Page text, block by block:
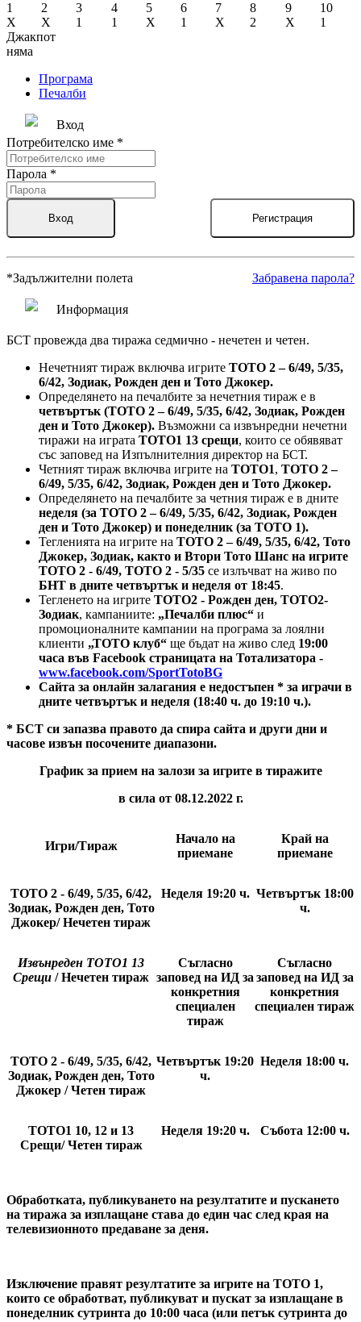
1
X
2
X
3
1
4
1
5
X
6
1
7
X
8
2
9
X
10
1
Джакпот
няма
Програма
Печалби
Вход
Потребителско име *
Парола *
Вход Регистрация
*Задължителни полета Забравена парола?
Информация
БСТ провежда два тиража седмично - нечетен и четен.
Нечетният тираж включва игрите ТОТО 2 – 6/49, 5/35,
6/42, Зодиак, Рожден ден и Тото Джокер.
Определянето на печалбите за нечетния тираж е в
четвъртък (ТОТО 2 – 6/49, 5/35, 6/42, Зодиак, Рожден
ден и Тото Джокер). Възможни са извънредни нечетни
тиражи на играта ТОТО1 13 срещи, които се обявяват
със заповед на Изпълнителния директор на БСТ.
Четният тираж включва игрите на ТОТО1, ТОТО 2 –
6/49, 5/35, 6/42, Зодиак, Рожден ден и Тото Джокер.
Определянето на печалбите за четния тираж е в дните
неделя (за ТОТО 2 – 6/49, 5/35, 6/42, Зодиак, Рожден
ден и Тото Джокер) и понеделник (за ТОТО 1).
Тегленията на игрите на ТОТО 2 – 6/49, 5/35, 6/42, Тото
Джокер, Зодиак, както и Втори Тото Шанс на игрите
ТОТО 2 - 6/49, ТОТО 2 - 5/35 се излъчват на живо по
БНТ в дните четвъртък и неделя от 18:45.
Тегленето на игрите ТОТО2 - Рожден ден, ТОТО2-
Зодиак, кампаниите: „Печалби плюс“ и
промоционалните кампании на програма за лоялни
клиенти „ТОТО клуб“ ще бъдат на живо след 19:00
часа във Facebook страницата на Тотализатора -
www.facebook.com/SportTotoBG
Сайта за онлайн залагания е недостъпен * за играчи в
дните четвъртък и неделя (18:40 ч. до 19:10 ч.).
* БСТ си запазва правото да спира сайта и други дни и
часове извън посочените диапазони.
График за прием на залози за игрите в тиражите
в сила от 08.12.2022 г.
Игри/Тираж
Начало на
приемане
Край на
приемане
ТОТО 2 - 6/49, 5/35, 6/42,
Зодиак, Рожден ден, Тото
Джокер/ Нечетен тираж
Неделя 19:20 ч. Четвъртък 18:00
ч.
Извънреден ТОТО1 13
Срещи / Нечетен тираж
Съгласно
заповед на ИД за
конкретния
специален
тираж
Съгласно
заповед на ИД за
конкретния
специален тираж
ТОТО 2 - 6/49, 5/35, 6/42,
Зодиак, Рожден ден, Тото
Джокер / Четен тираж
Четвъртък 19:20
ч.
Неделя 18:00 ч.
ТОТО1 10, 12 и 13
Срещи/ Четен тираж
Неделя 19:20 ч. Събота 12:00 ч.
Обработката, публикуването на резултатите и пускането
на тиража за изплащане става до един час след края на
телевизионното предаване за деня.
Изключение правят резултатите за игрите на ТОТО 1,
които се обработват, публикуват и пускат за изплащане в
понеделник сутринта до 10:00 часа (или петък сутринта до